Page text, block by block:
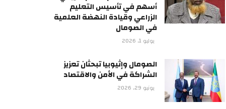
أسهم في تأسيس التعليم
الزراعي وقيادة النهضة العلمية
في الصومال
يوليو 1, 2026
الصومال وإثيوبيا تبحثان تعزيز
الشراكة في الأمن والاقتصاد
يونيو 29, 2026